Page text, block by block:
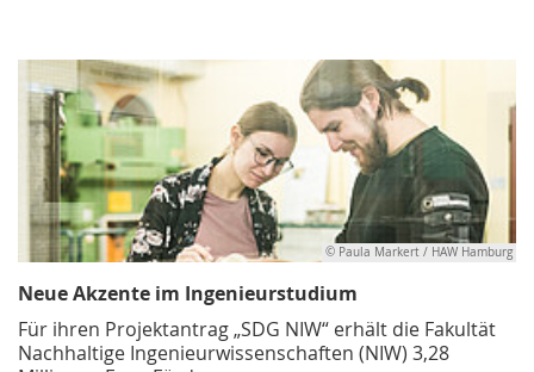
© Paula Markert / HAW Hamburg
Neue Akzente im Ingenieurstudium
Für ihren Projektantrag „SDG NIW“ erhält die Fakultät
Nachhaltige Ingenieurwissenschaften (NIW) 3,28